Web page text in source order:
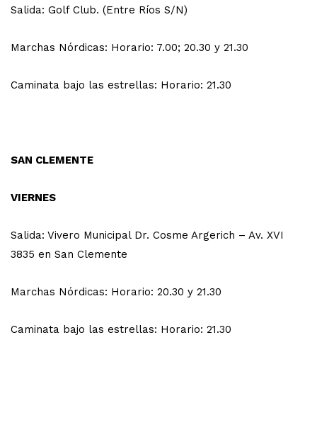
Salida: Golf Club. (Entre Ríos S/N)
Marchas Nórdicas: Horario: 7.00; 20.30 y 21.30
Caminata bajo las estrellas: Horario: 21.30
SAN CLEMENTE
VIERNES
Salida: Vivero Municipal Dr. Cosme Argerich – Av. XVI
3835 en San Clemente
Marchas Nórdicas: Horario: 20.30 y 21.30
Caminata bajo las estrellas: Horario: 21.30